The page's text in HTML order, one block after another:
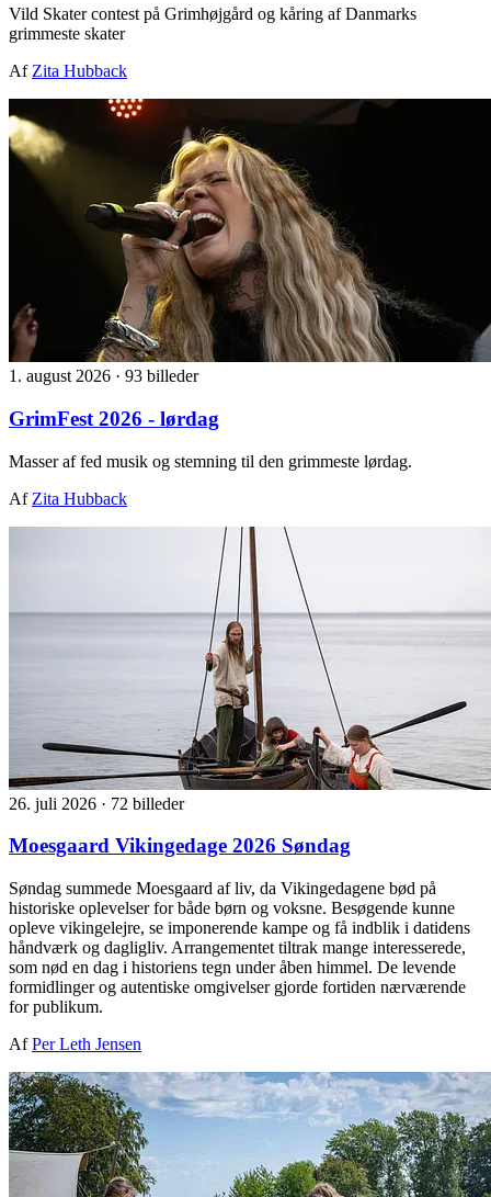
Vild Skater contest på Grimhøjgård og kåring af Danmarks
grimmeste skater
Af Zita Hubback
1. august 2026 · 93 billeder
GrimFest 2026 - lørdag
Masser af fed musik og stemning til den grimmeste lørdag.
Af Zita Hubback
26. juli 2026 · 72 billeder
Moesgaard Vikingedage 2026 Søndag
Søndag summede Moesgaard af liv, da Vikingedagene bød på
historiske oplevelser for både børn og voksne. Besøgende kunne
opleve vikingelejre, se imponerende kampe og få indblik i datidens
håndværk og dagligliv. Arrangementet tiltrak mange interesserede,
som nød en dag i historiens tegn under åben himmel. De levende
formidlinger og autentiske omgivelser gjorde fortiden nærværende
for publikum.
AfPer Leth Jensen